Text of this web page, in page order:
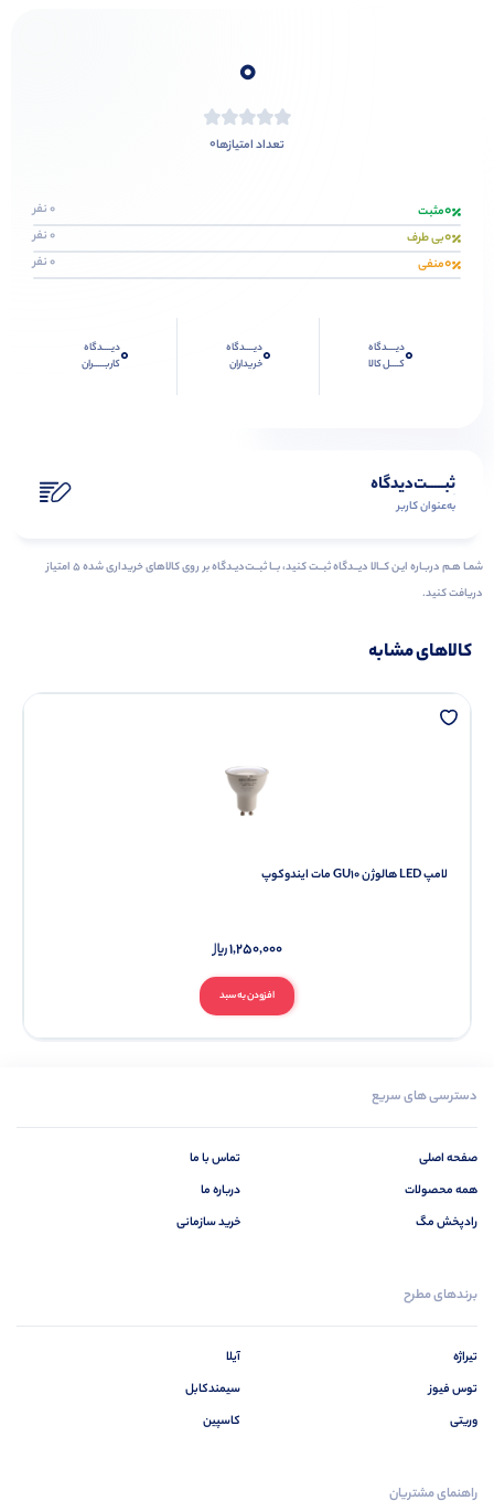
0
تعداد امتیازها0
0مثبت 0 نفر
0بی طرف 0 نفر
0منفی 0 نفر
0دیــــدگاه
کــــل کالا
0دیــــدگاه
خریداران
0دیــــدگاه
کاربـــــران
ثبـــــت‌دیدگاه
به‌عنوان کاربر
شمـا هـم دربـاره ایـن کــالا دیــدگاه ثبــت کنید، بــا ثبــت‌دیـدگاه بر روی کالاهای خریداری شده ۵ امتیاز
دریافت کنید.
کالاهای مشابه
لامپ LED هالوژن GU10 مات ایندوکوپ
افزودن به سبد
1,250,000
دسترسی های سریع
صفحه اصلی
همه محصولات
رادپخش مگ
تماس با ما
درباره ما
خرید سازمانی
برندهای مطرح
تیراژه
توس فیوز
وریتی
آیلا
سیمندکابل
کاسپین
راهنمای مشتریان